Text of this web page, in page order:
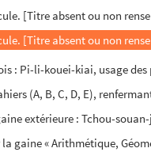
[Titre absent ou non
[Titre absent ou non
: Pi-li-kouei-kiai, usage
(A, B, C, D, E),
extérieure : Tchou-
la gaine « Arithmétique,